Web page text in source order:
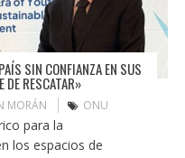
SIN CONFIANZA EN SUS
RESCATAR»
MORÁN ONU
para la
los espacios de